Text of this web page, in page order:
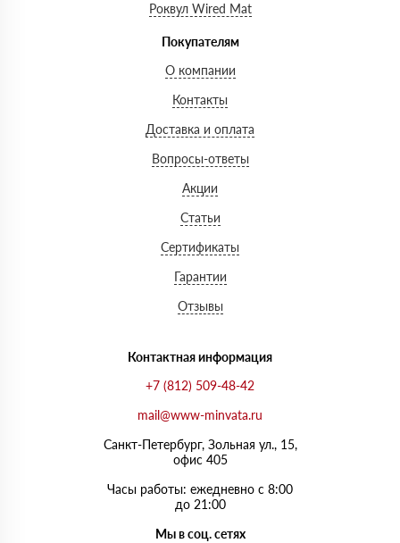
Роквул Wired Mat
Покупателям
О компании
Контакты
Доставка и оплата
Вопросы-ответы
Акции
Статьи
Сертификаты
Гарантии
Отзывы
Контактная информация
+7 (812) 509-48-42
mail@www-minvata.ru
Санкт-Петербург, Зольная ул., 15,
офис 405
Часы работы: ежедневно с 8:00
до 21:00
Мы в соц. сетях